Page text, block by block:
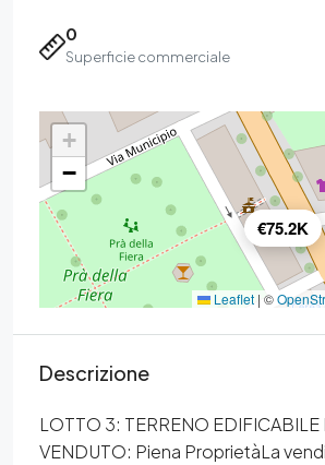
0
Superficie commerciale
€75.2K
+
−
Leaflet | ©
Descrizione
LOTTO 3: TERRENO EDIFICABILE
VENDUTO: Piena ProprietàLa